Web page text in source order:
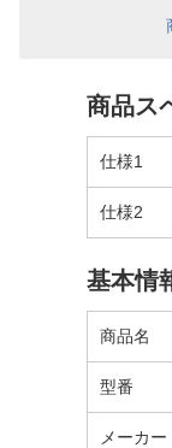
商品ス
仕様1
仕様2
基本情
商品名
型番
メーカー